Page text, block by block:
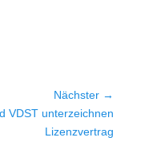
Nächster →
VDST unterzeichnen
Lizenzvertrag